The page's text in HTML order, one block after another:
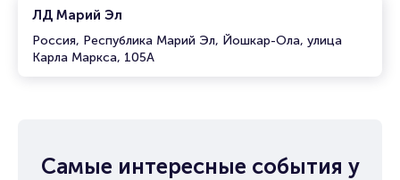
ЛД Марий Эл
Россия, Республика Марий Эл, Йошкар-Ола, улица
Карла Маркса, 105А
Самые интересные события у